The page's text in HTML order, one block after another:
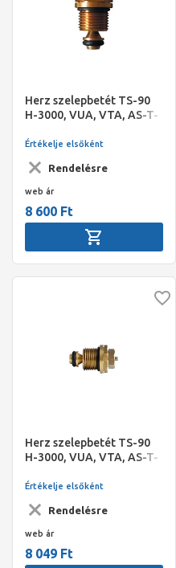
Herz szelepbetét TS-90
H-3000, VUA, VTA, AS-T-
Rendelésre
Értékelje elsőként
web ár
8 600 Ft
Herz szelepbetét TS-90
H-3000, VUA, VTA, AS-T-
Rendelésre
Értékelje elsőként
web ár
8 049 Ft